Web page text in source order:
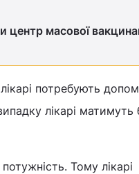
центр масової
потребують
лікарі матимуть
Тому лікарі